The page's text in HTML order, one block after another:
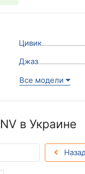
Цивик
Джаз
Все модели
в Украине